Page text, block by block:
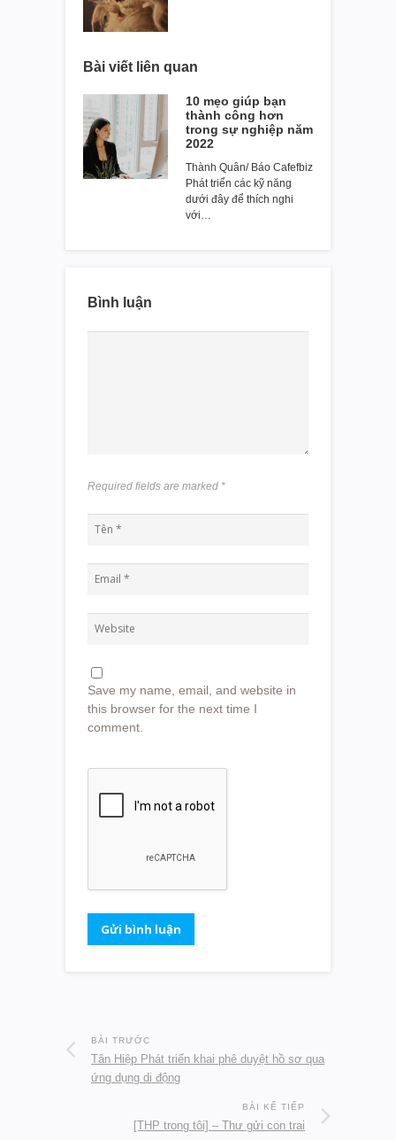
Bài viết liên quan
10 mẹo giúp bạn
thành công hơn
trong sự nghiệp năm
2022
Thành Quân/ Báo Cafefbiz
Phát triển các kỹ năng
dưới đây để thích nghi
với…
Bình luận
Required fields are marked *
Save my name, email, and website in
this browser for the next time I
comment.
BÀI TRƯỚC
Tân Hiệp Phát triển khai phê duyệt hồ sơ qua
ứng dụng di động
BÀI KẾ TIẾP
[THP trong tôi] – Thư gửi con trai